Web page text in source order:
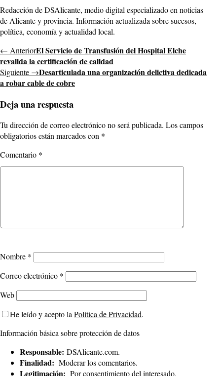
Redacción de DSAlicante, medio digital especializado en noticias
de Alicante y provincia. Información actualizada sobre sucesos,
política, economía y actualidad local.
← AnteriorEl Servicio de Transfusión del Hospital Elche
revalida la certificación de calidad
Siguiente →Desarticulada una organización delictiva dedicada
a robar cable de cobre
Deja una respuesta
Tu dirección de correo electrónico no será publicada. Los campos
obligatorios están marcados con *
Comentario *
Nombre *
Correo electrónico *
Web
He leído y acepto laPolítica de Privacidad.
Información básica sobre protección de datos
Responsable: DSAlicante.com.
Finalidad: Moderar los comentarios.
Legitimación: Por consentimiento del interesado.